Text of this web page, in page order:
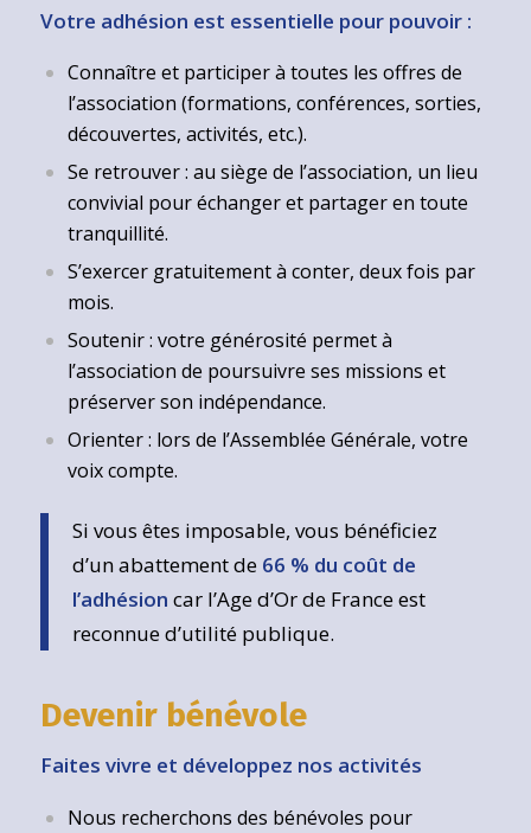
Votre adhésion est essentielle pour pouvoir :
Connaître et participer à toutes les offres de
l’association (formations, conférences, sorties,
découvertes, activités, etc.).
Se retrouver : au siège de l’association, un lieu
convivial pour échanger et partager en toute
tranquillité.
S’exercer gratuitement à conter, deux fois par
mois.
Soutenir : votre générosité permet à
l’association de poursuivre ses missions et
préserver son indépendance.
Orienter : lors de l’Assemblée Générale, votre
voix compte.
Si vous êtes imposable, vous bénéficiez
d’un abattement de 66 % du coût de
l’adhésion car l’Age d’Or de France est
reconnue d’utilité publique.
Devenir bénévole
Faites vivre et développez nos activités
Nous recherchons des bénévoles pour